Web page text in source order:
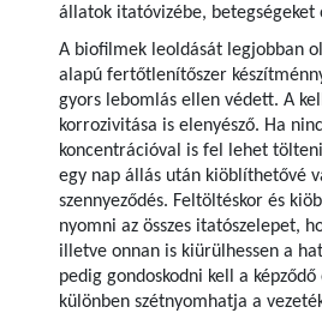
állatok itatóvizébe, betegségeket
A biofilmek leoldását legjobban
alapú fertőtlenítőszer
gyors lebomlás ellen védett. A
korrozivitása is elenyésző. Ha
koncentrációval is fel lehet
egy nap állás után kiöblíthetővé
szennyeződés. Feltöltéskor és
nyomni az összes itatószelepet,
illetve onnan is kiürülhessen a
pedig gondoskodni kell a
különben szétnyomhatja a